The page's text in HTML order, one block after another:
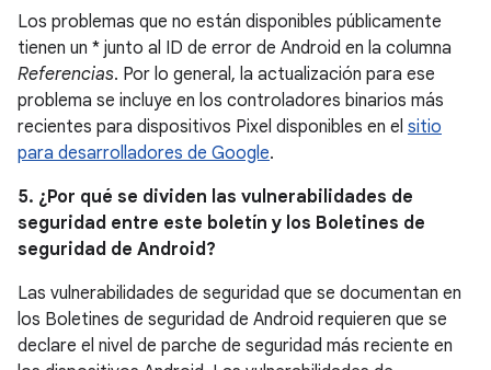
Los problemas que no están disponibles públicamente
tienen un * junto al ID de error de Android en la columna
Referencias. Por lo general, la actualización para ese
problema se incluye en los controladores binarios más
recientes para dispositivos Pixel disponibles en el sitio
para desarrolladores de Google.
5. ¿Por qué se dividen las vulnerabilidades de
seguridad entre este boletín y los Boletines de
seguridad de Android?
Las vulnerabilidades de seguridad que se documentan en
los Boletines de seguridad de Android requieren que se
declare el nivel de parche de seguridad más reciente en